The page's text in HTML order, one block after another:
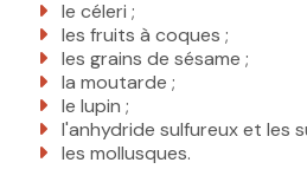
le céleri ;
les fruits à coques ;
les grains de sésame ;
la moutarde ;
le lupin ;
l'anhydride sulfureux et les
les mollusques.